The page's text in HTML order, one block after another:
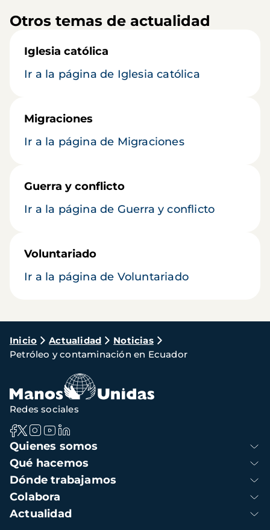
Otros temas de actualidad
Iglesia católica
Ir a la página de Iglesia católica
Migraciones
Ir a la página de Migraciones
Guerra y conflicto
Ir a la página de Guerra y conflicto
Voluntariado
Ir a la página de Voluntariado
Ruta
de
navegación
Inicio Actualidad
Noticias
Petróleo y contaminación en Ecuador
Navegación
principal
Quienes somos
Qué hacemos
Dónde trabajamos
Colabora
Actualidad
Redes sociales